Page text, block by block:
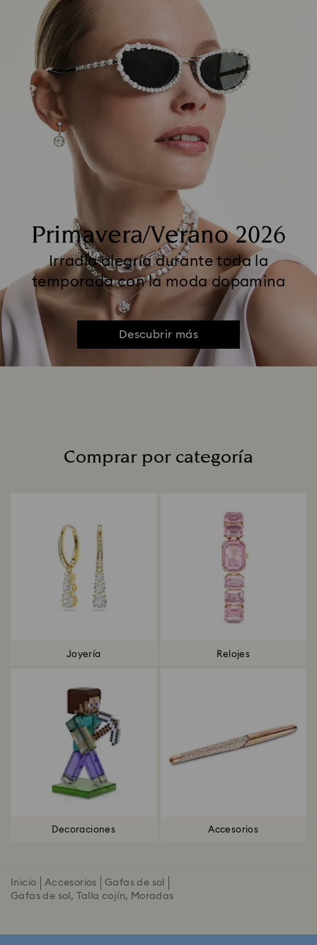
Primavera/Verano 2026
Irradia alegría durante toda la
temporada con la moda dopamina
Descubrir más
Comprar por categoría
Joyería Relojes
Decoraciones Accesorios
Inicio Accesorios
Gafas de sol
Gafas de sol, Talla cojín, Moradas